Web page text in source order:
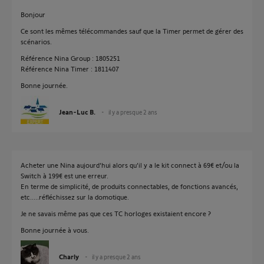
Bonjour
Ce sont les mêmes télécommandes sauf que la Timer permet de gérer des
scénarios.
Référence Nina Group : 1805251
Référence Nina Timer : 1811407
Bonne journée.
Jean-Luc B. il y a presque 2 ans
Acheter une Nina aujourd'hui alors qu'il y a le kit connect à 69€ et/ou la
Switch à 199€ est une erreur.
En terme de simplicité, de produits connectables, de fonctions avancés,
etc.....réfléchissez sur la domotique.
Je ne savais même pas que ces TC horloges existaient encore ?
Bonne journée à vous.
Charly il y a presque 2 ans